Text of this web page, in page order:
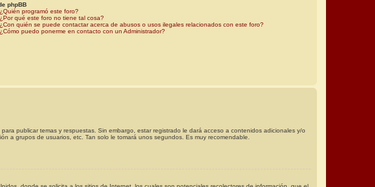
phpBB
¿Quién programó este foro?
¿Por qué este foro no tiene tal cosa?
¿Con quién se puede contactar acerca de abusos o usos ilegales relacionados con este foro?
¿Cómo puedo ponerme en contacto con un Administrador?
publicar temas y respuestas. Sin embargo, estar registrado le dará acceso a contenidos adicionales y/o
a grupos de usuarios, etc. Tan solo le tomará unos segundos. Es muy recomendable.